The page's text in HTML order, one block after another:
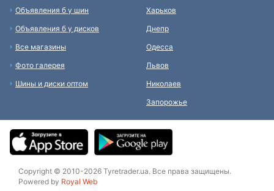
Объявления б у шин
Объявления б у дисков
Все магазины
Фото галерея
Шины и диски оптом
Харьков
Днепр
Одесса
Львов
Николаев
Запорожье
Copyright © 2010-2026 Tyretrader.ua. Все права защищены.
Powered by Royal Web